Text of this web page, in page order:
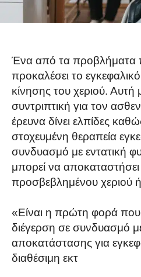
Ένα από τα προβλήματα
προκαλέσει το
κίνησης του χεριού. Αυτή
συντριπτική για τον
έρευνα δίνει ελπίδες
στοχευμένη θεραπεία
συνδυασμό με εντατική
μπορεί να αποκαταστήσει
προσβεβλημένου χεριού
«Είναι η πρώτη φορά που
διέγερση σε συνδυασμό
αποκατάστασης για
διαθέσιμη εκτ